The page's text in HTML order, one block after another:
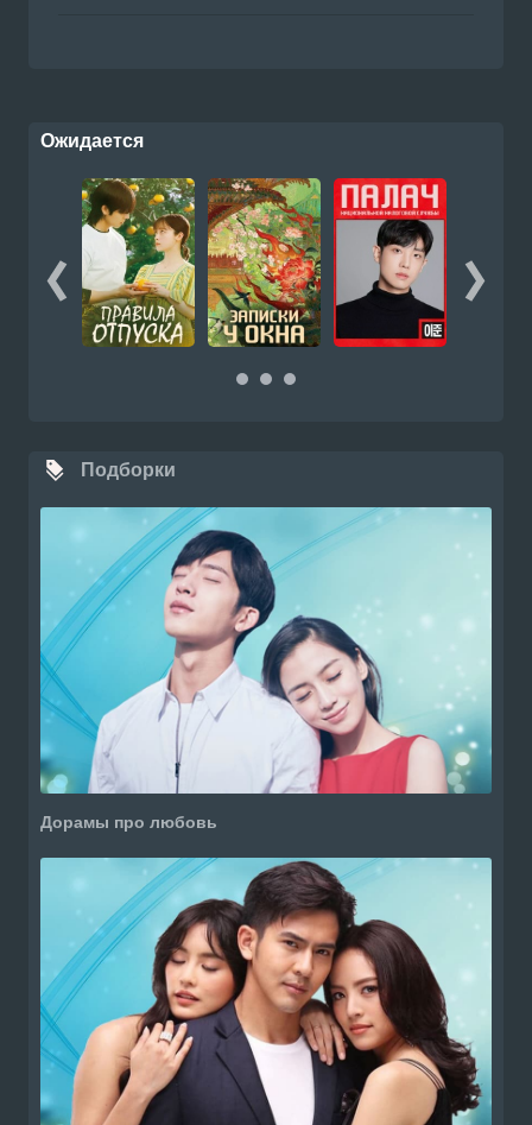
Ожидается
Подборки
Дорамы про любовь